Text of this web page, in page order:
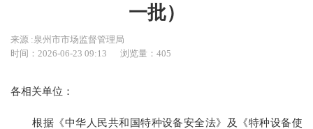
一批）
来源 :泉州市市场监督管理局
时间：2026-06-23 09:13
浏览量：405
各相关单位：
根据《中华人民共和国特种设备安全法》及《特种设备使